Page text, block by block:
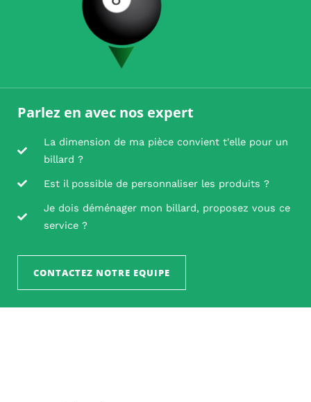
Parlez en avec nos expert
La dimension de ma pièce convient t'elle pour un
billard ?
Est il possible de personnaliser les produits ?
Je dois déménager mon billard, proposez vous ce
service ?
CONTACTEZ NOTRE EQUIPE